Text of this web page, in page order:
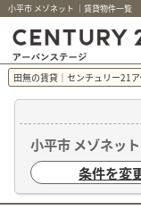
小平市 メゾネット ｜賃貸物件一覧
田無の賃貸｜センチュリー21
小平市 メゾネット
条件を変